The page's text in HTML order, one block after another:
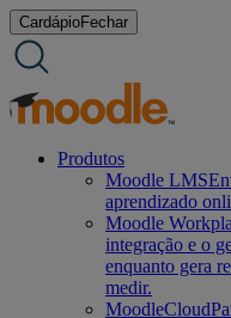
Ir
para
o
CardápioFechar
Produtos
Moodle LMS
aprendizado
Moodle
integração e o
enquanto gera
medir.
MoodleCloud